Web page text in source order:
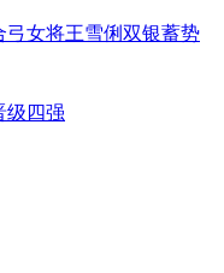
弓女将王雪俐双银蓄势
级四强